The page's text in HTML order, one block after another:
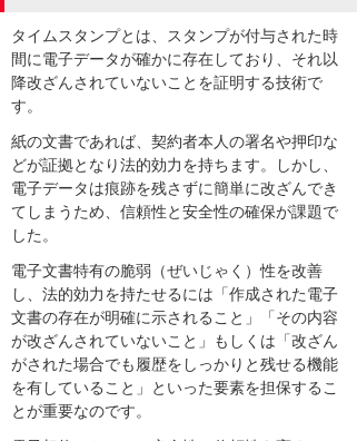
タイムスタンプとは、スタンプが付与された時
間に電子データが確かに存在しており、それ以
降改ざんされていないことを証明する技術で
す。
紙の文書であれば、契約者本人の署名や押印な
どが証拠となり法的効力を持ちます。しかし、
電子データは痕跡を残さずに簡単に改ざんでき
てしまうため、信頼性と安全性の確保が課題で
した。
電子文書特有の脆弱（ぜいじゃく）性を改善
し、法的効力を持たせるには「作成された電子
文書の存在が明確に示されること」「その内容
が改ざんされていないこと」もしくは「改ざん
がされた場合でも履歴をしっかりと残せる機能
を有していること」といった要素を担保するこ
とが重要なのです。